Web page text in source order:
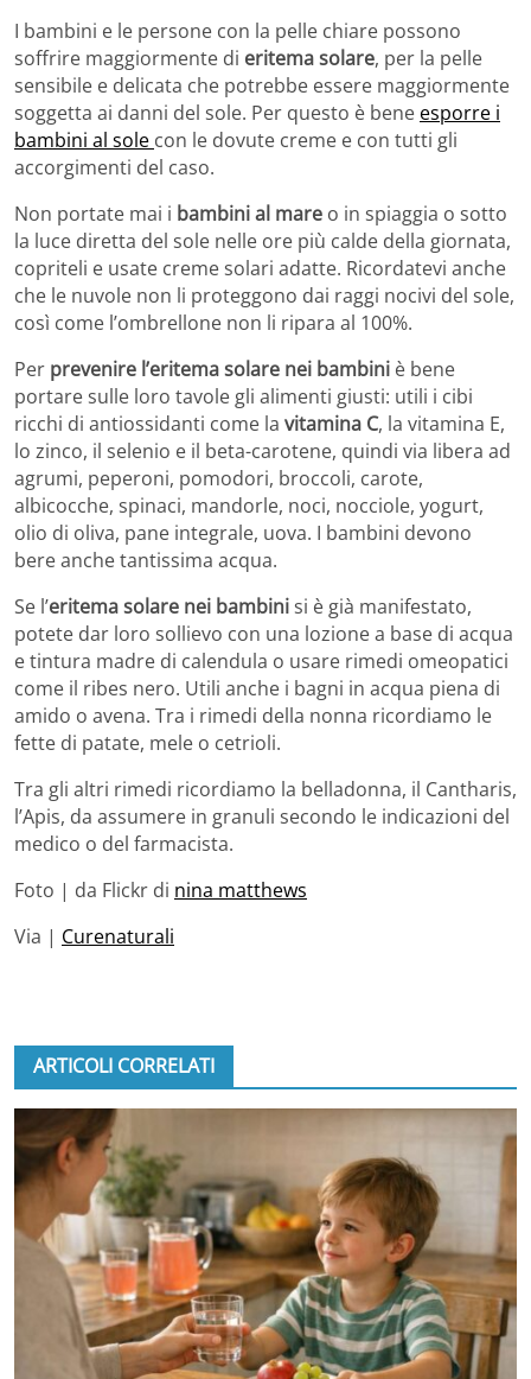
I bambini e le persone con la pelle chiare possono
soffrire maggiormente di eritema solare, per la pelle
sensibile e delicata che potrebbe essere maggiormente
soggetta ai danni del sole. Per questo è bene esporre i
bambini al sole con le dovute creme e con tutti gli
accorgimenti del caso.
Non portate mai i bambini al mare o in spiaggia o sotto
la luce diretta del sole nelle ore più calde della giornata,
copriteli e usate creme solari adatte. Ricordatevi anche
che le nuvole non li proteggono dai raggi nocivi del sole,
così come l’ombrellone non li ripara al 100%.
Per prevenire l’eritema solare nei bambini è bene
portare sulle loro tavole gli alimenti giusti: utili i cibi
ricchi di antiossidanti come la vitamina C, la vitamina E,
lo zinco, il selenio e il beta-carotene, quindi via libera ad
agrumi, peperoni, pomodori, broccoli, carote,
albicocche, spinaci, mandorle, noci, nocciole, yogurt,
olio di oliva, pane integrale, uova. I bambini devono
bere anche tantissima acqua.
Se l’eritema solare nei bambinisi è già manifestato,
potete dar loro sollievo con una lozione a base di acqua
e tintura madre di calendula o usare rimedi omeopatici
come il ribes nero. Utili anche i bagni in acqua piena di
amido o avena. Tra i rimedi della nonna ricordiamo le
fette di patate, mele o cetrioli.
Tra gli altri rimedi ricordiamo la belladonna, il Cantharis,
l’Apis, da assumere in granuli secondo le indicazioni del
medico o del farmacista.
Foto | da Flickr di nina matthews
Via | Curenaturali
ARTICOLI CORRELATI